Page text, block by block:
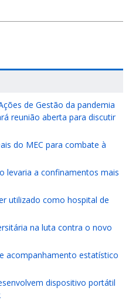
de Gestão da pandemia
reunião aberta para discutir
do MEC para combate à
levaria a confinamentos mais
utilizado como hospital de
na luta contra o novo
acompanhamento estatístico
dispositivo portátil